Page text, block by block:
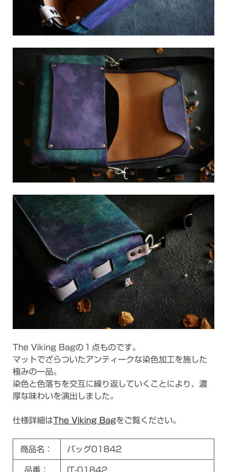
The Viking Bagの１点ものです。
マットでざらついたアンティークな染色加工を施した
極みの一品。
染色と色落ちを交互に繰り返していくことにより、濃
厚な味わいを演出しました。
仕様詳細はThe Viking Bagをご覧ください。
商品名： バッグ01842
品番： IT-01842